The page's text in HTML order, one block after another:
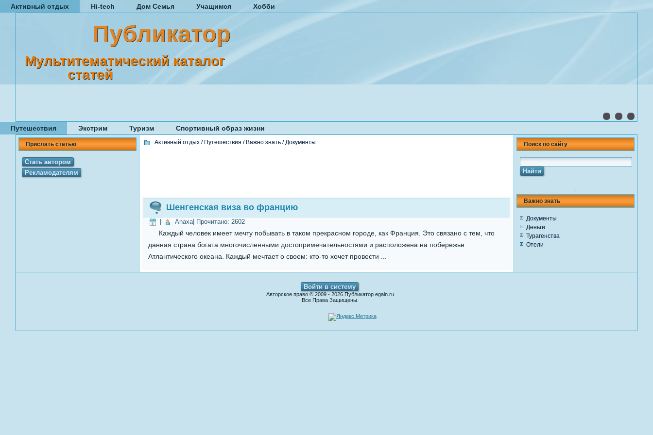
Активный отдых Hi-tech Дом Семья Учащимся Хобби
Публикатор
Мультитематический каталог
статей
Путешествия Экстрим Туризм Спортивный образ жизни
Прислать статью
Стать автором
Рекламодателям
Активный отдых / Путешествия / Важно знать /Документы
Шенгенская виза во францию
Anaxa| Прочитано: 2602
Каждый человек имеет мечту побывать в таком прекрасном городе, как Франция. Это связано с тем, что
данная страна богата многочисленными достопримечательностями и расположена на побережье
Атлантического океана. Каждый мечтает о своем: кто-то хочет провести ...
Поиск по сайту
.
Важно знать
Документы
Деньги
Турагенства
Отели
Войти в систему
Авторское право © 2009 - 2026 Публикатор egain.ru
Все Права Защищены.